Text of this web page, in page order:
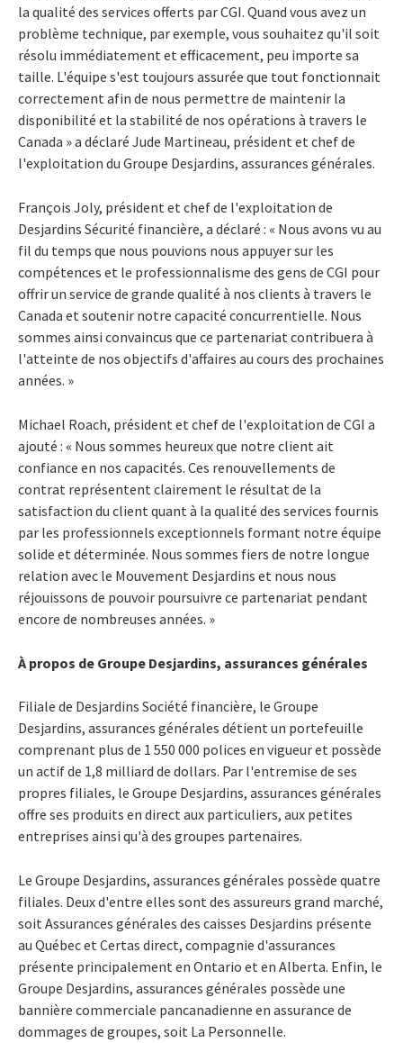
la qualité des services offerts par CGI. Quand vous avez un
problème technique, par exemple, vous souhaitez qu'il soit
résolu immédiatement et efficacement, peu importe sa
taille. L'équipe s'est toujours assurée que tout fonctionnait
correctement afin de nous permettre de maintenir la
disponibilité et la stabilité de nos opérations à travers le
Canada » a déclaré Jude Martineau, président et chef de
l'exploitation du Groupe Desjardins, assurances générales.
François Joly, président et chef de l'exploitation de
Desjardins Sécurité financière, a déclaré : « Nous avons vu au
fil du temps que nous pouvions nous appuyer sur les
compétences et le professionnalisme des gens de CGI pour
offrir un service de grande qualité à nos clients à travers le
Canada et soutenir notre capacité concurrentielle. Nous
sommes ainsi convaincus que ce partenariat contribuera à
l'atteinte de nos objectifs d'affaires au cours des prochaines
années. »
Michael Roach, président et chef de l'exploitation de CGI a
ajouté : « Nous sommes heureux que notre client ait
confiance en nos capacités. Ces renouvellements de
contrat représentent clairement le résultat de la
satisfaction du client quant à la qualité des services fournis
par les professionnels exceptionnels formant notre équipe
solide et déterminée. Nous sommes fiers de notre longue
relation avec le Mouvement Desjardins et nous nous
réjouissons de pouvoir poursuivre ce partenariat pendant
encore de nombreuses années. »
À propos de Groupe Desjardins, assurances générales
Filiale de Desjardins Société financière, le Groupe
Desjardins, assurances générales détient un portefeuille
comprenant plus de 1 550 000 polices en vigueur et possède
un actif de 1,8 milliard de dollars. Par l'entremise de ses
propres filiales, le Groupe Desjardins, assurances générales
offre ses produits en direct aux particuliers, aux petites
entreprises ainsi qu'à des groupes partenaires.
Le Groupe Desjardins, assurances générales possède quatre
filiales. Deux d'entre elles sont des assureurs grand marché,
soit Assurances générales des caisses Desjardins présente
au Québec et Certas direct, compagnie d'assurances
présente principalement en Ontario et en Alberta. Enfin, le
Groupe Desjardins, assurances générales possède une
bannière commerciale pancanadienne en assurance de
dommages de groupes, soit La Personnelle.